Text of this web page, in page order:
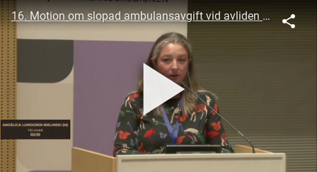
16. Motion om slopad ambulansavgift vid avliden patient